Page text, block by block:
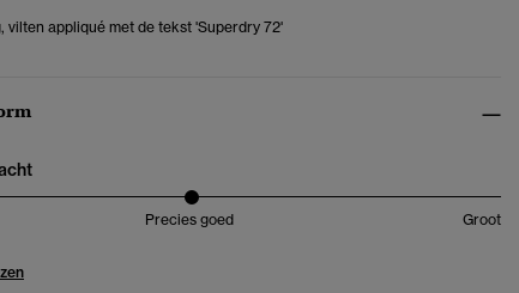
vilten appliqué met de tekst 'Superdry 72'
Precies goed Groot